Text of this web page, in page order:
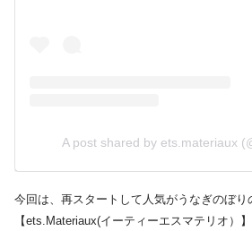
A post shared by ets.materiaux
今回は、再スタートして人気がうなぎのぼ
【ets.Materiaux(イーティーエスマテリオ）